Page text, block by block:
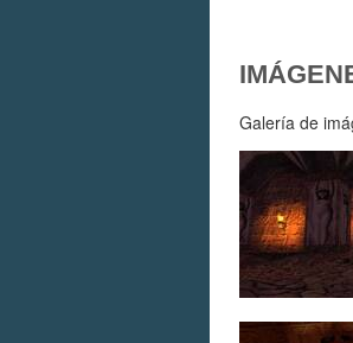
Galería de